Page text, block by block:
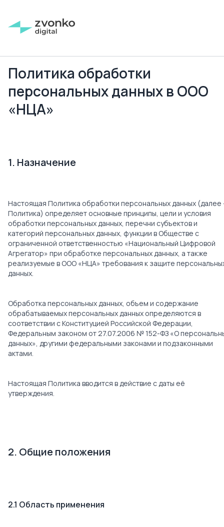
Политика обработки
персональных данных в ООО
«НЦА»
1. Назначение
Настоящая Политика обработки персональных данных (далее
Политика) определяет основные принципы, цели и условия
обработки персональных данных, перечни субъектов и
категорий персональных данных, функции в Обществе с
ограниченной ответственностью «Национальный Цифровой
Агрегатор» при обработке персональных данных, а также
реализуемые в ООО «НЦА» требования к защите
данных.
Обработка персональных данных, объем и содержание
обрабатываемых персональных данных определяются в
соответствии с Конституцией Российской Федерации,
Федеральным законом от 27.07.2006 № 152-ФЗ «О
данных», другими федеральными законами и подзаконными
актами.
Настоящая Политика вводится в действие с даты её
утверждения.
2. Общие положения
2.1 Область применения